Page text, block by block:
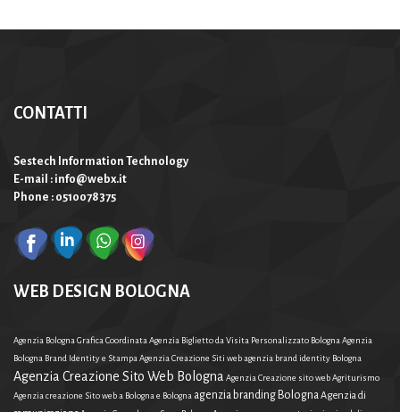
CONTATTI
Sestech Information Technology
E-mail : info@webx.it
Phone : 0510078375
WEB DESIGN BOLOGNA
Agenzia Bologna Grafica CoordinataAgenzia Biglietto da Visita Personalizzato BolognaAgenzia
Bologna Brand Identity e StampaAgenzia Creazione Siti webagenzia brand identity Bologna
Agenzia Creazione Sito Web Bologna Agenzia Creazione sito web Agriturismo
Agenzia creazione Sito web a Bologna e Bologna agenzia branding BolognaAgenzia di